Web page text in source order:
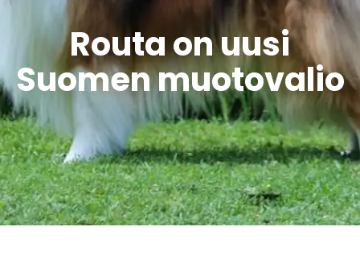
Routa on uusi
Suomen muotovalio